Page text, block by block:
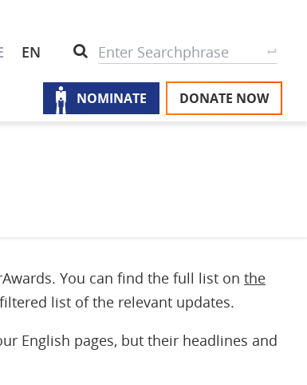
EN Search
NOMINATE DONATE NOW
You can find the full list on the
list of the relevant updates.
English pages, but their headlines and